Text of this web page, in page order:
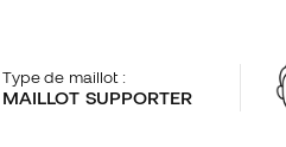
Type de maillot :
MAILLOT SUPPORTER